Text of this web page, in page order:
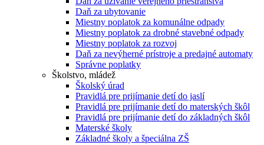
Daň za ubytovanie
Miestny poplatok za komunálne odpady
Miestny poplatok za drobné stavebné odpady
Miestny poplatok za rozvoj
Daň za nevýherné prístroje a predajné automaty
Správne poplatky
Školstvo, mládež
Školský úrad
Pravidlá pre prijímanie detí do jaslí
Pravidlá pre prijímanie detí do materských škôl
Pravidlá pre prijímanie detí do základných škôl
Materské školy
Základné školy a špeciálna ZŠ